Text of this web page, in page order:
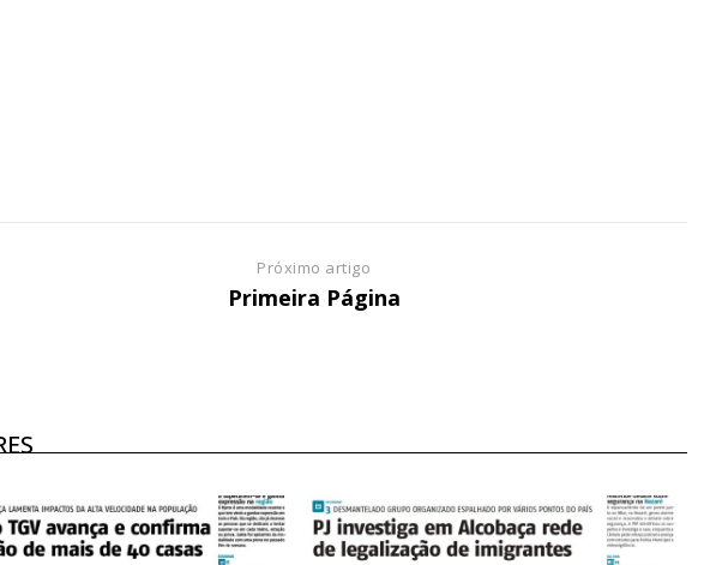
12 meses
Ofertas para assinatura anual
Escolha o plano
Próximo artigo
Primeira Página